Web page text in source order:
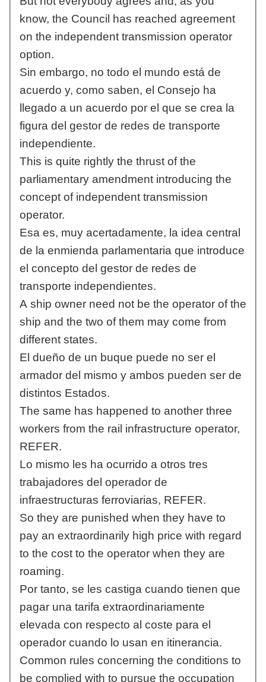
know, the Council has reached agreement
on the independent transmission operator
option.
Sin embargo, no todo el mundo está de
acuerdo y, como saben, el Consejo ha
llegado a un acuerdo por el que se crea la
figura del gestor de redes de transporte
independiente.
This is quite rightly the thrust of the
parliamentary amendment introducing the
concept of independent transmission
operator.
Esa es, muy acertadamente, la idea central
de la enmienda parlamentaria que introduce
el concepto del gestor de redes de
transporte independientes.
A ship owner need not be the operator of the
ship and the two of them may come from
different states.
El dueño de un buque puede no ser el
armador del mismo y ambos pueden ser de
distintos Estados.
The same has happened to another three
workers from the rail infrastructure operator,
REFER.
Lo mismo les ha ocurrido a otros tres
trabajadores del operador de
infraestructuras ferroviarias, REFER.
So they are punished when they have to
pay an extraordinarily high price with regard
to the cost to the operator when they are
roaming.
Por tanto, se les castiga cuando tienen que
pagar una tarifa extraordinariamente
elevada con respecto al coste para el
operador cuando lo usan en itinerancia.
Common rules concerning the conditions to
be complied with to pursue the occupation